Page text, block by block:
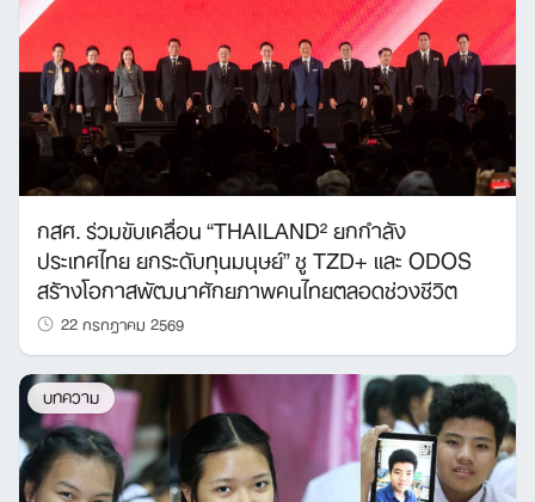
กสศ. ร่วมขับเคลื่อน “THAILAND² ยกกำลัง
ประเทศไทย ยกระดับทุนมนุษย์” ชู TZD+ และ ODOS
สร้างโอกาสพัฒนาศักยภาพคนไทยตลอดช่วงชีวิต
22 กรกฎาคม 2569
บทความ